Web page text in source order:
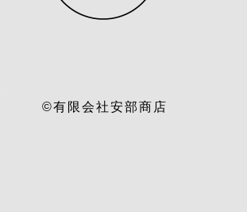
©有限会社安部商店